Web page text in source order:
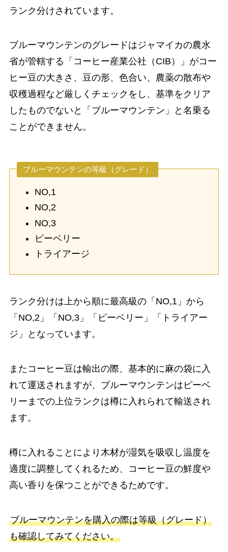
ランク分けされています。
ブルーマウンテンのグレードはジャマイカの農水
省が管轄する「コーヒー産業公社（CIB）」がコー
ヒー豆の大きさ、豆の形、色合い、農薬の散布や
収穫過程など厳しくチェックをし、基準をクリア
したものでないと「ブルーマウンテン」と名乗る
ことができません。
ブルーマウンテンの等級（グレード）
NO,1
NO,2
NO,3
ピーベリー
トライアージ
ランク分けは上から順に最高級の「NO,1」から
「NO,2」「NO,3」「ピーベリー」「トライアー
ジ」となっています。
またコーヒー豆は輸出の際、基本的に麻の袋に入
れて運送されますが、ブルーマウンテンはピーベ
リーまでの上位ランクは樽に入れられて輸送され
ます。
樽に入れることにより木材が湿気を吸収し温度を
適度に調整してくれるため、コーヒー豆の鮮度や
高い香りを保つことができるためです。
ブルーマウンテンを購入の際は等級（グレード）
も確認してみてください。